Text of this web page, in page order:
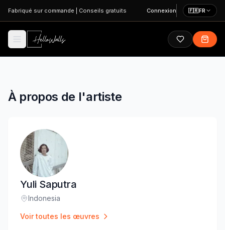
Aller au contenu principal
Fabriqué sur commande Conseils gratuits Connexion 🇫🇷FR
À propos de l'artiste
Yuli Saputra
Lieu:
Indonesia
Voir toutes les œuvres